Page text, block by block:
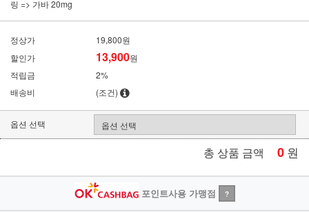
링 => 가바 20mg
정상가
19,800원
할인가
13,900원
적립금
2%
배송비
(조건)
옵션 선택
총 상품 금액 0 원
포인트사용 가맹점 ?